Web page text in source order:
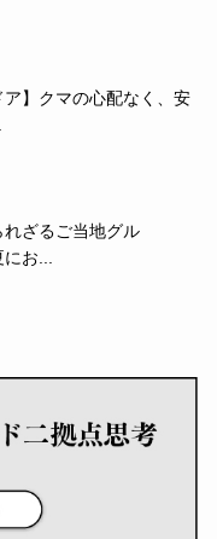
ア】クマの心配なく、安
ざるご当地グル
お...